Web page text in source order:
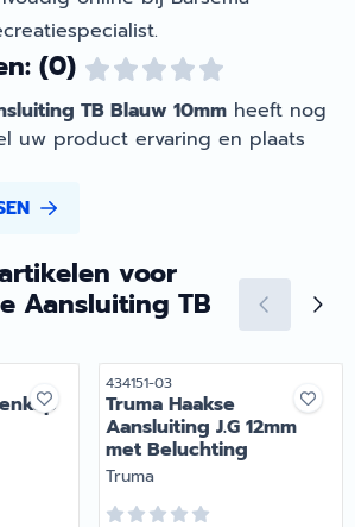
(0)
TB Blauw 10mm heeft nog
uw product ervaring en plaats
voor
Aansluiting TB
Artikelnummer
434151-03
Truma Haakse
Aansluiting J.G 12mm
met Beluchting
Merk:
Truma